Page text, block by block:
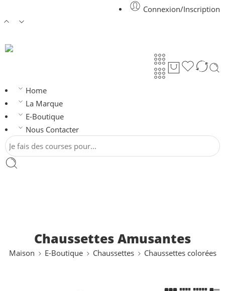
Connexion/Inscription
Home
La Marque
E-Boutique
Nous Contacter
Chaussettes Amusantes
Maison E-Boutique Chaussettes Chaussettes colorées